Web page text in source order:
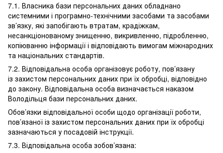
7.1. Власника бази персональних даних обладнано
системними і програмно-технічними засобами та засобами
зв’язку, які запобігають втратам, крадіжкам,
несанкціонованому знищенню, викривленню, підробленню,
копіюванню інформації і відповідають вимогам міжнародних
та національних стандартів.
7.2. Відповідальна особа організовує роботу, пов’язану
із захистом персональних даних при їх обробці, відповідно
до закону. Відповідальна особа визначається наказом
Володільця бази персональних даних.
Обов’язки відповідальної особи щодо організації роботи,
пов’язаної із захистом персональних даних при їх обробці
зазначаються у посадовій інструкції.
7.3. Відповідальна особа зобов’язана: